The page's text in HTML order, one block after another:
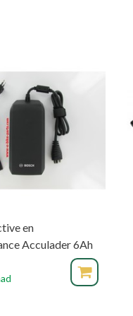
en
Acculader 6Ah